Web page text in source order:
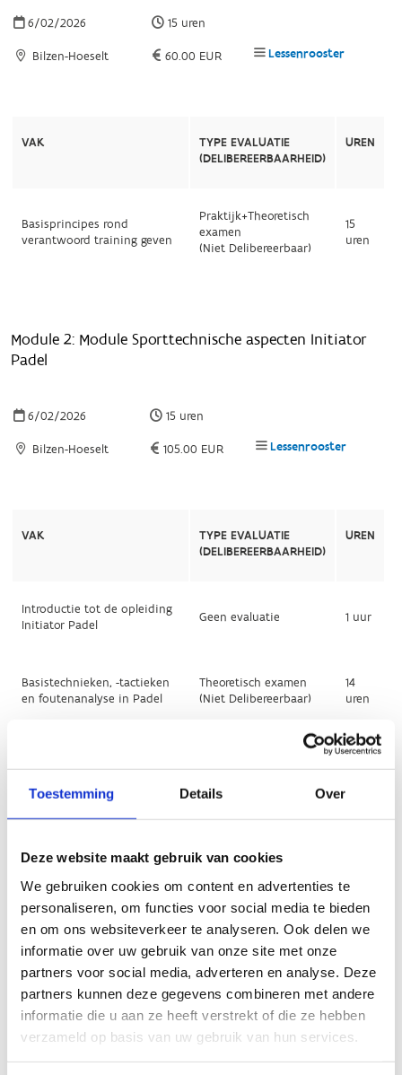
Toestemming Details Over
Deze website maakt gebruik van cookies
We gebruiken cookies om content en advertenties te
personaliseren, om functies voor social media te bieden
en om ons websiteverkeer te analyseren. Ook delen we
informatie over uw gebruik van onze site met onze
partners voor social media, adverteren en analyse. Deze
partners kunnen deze gegevens combineren met andere
informatie die u aan ze heeft verstrekt of die ze hebben
verzameld op basis van uw gebruik van hun services.